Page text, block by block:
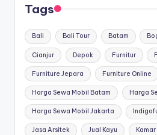
Tags
Bali Bali Tour Batam
Cianjur Depok Furnitur
Furniture Jepara Furniture Online
Harga Sewa Mobil Batam Harga
Harga Sewa Mobil Jakarta
Jasa Arsitek Jual Kayu